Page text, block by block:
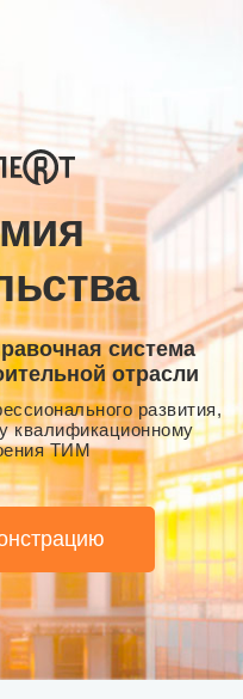
система
отрасли
развития,
квалификационному
ТИМ